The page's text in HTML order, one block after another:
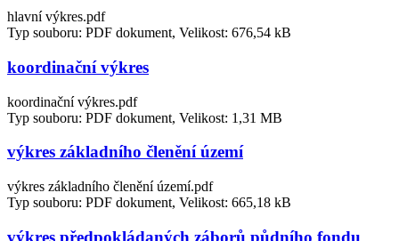
hlavní výkres.pdf
Typ souboru: PDF dokument, Velikost: 676,54 kB
koordinační výkres
koordinační výkres.pdf
Typ souboru: PDF dokument, Velikost: 1,31 MB
výkres základního členění území
výkres základního členění území.pdf
Typ souboru: PDF dokument, Velikost: 665,18 kB
výkres předpokládaných záborů půdního fondu